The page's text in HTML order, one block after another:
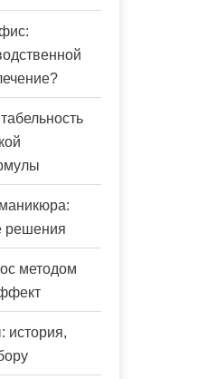
решения
методом
история,